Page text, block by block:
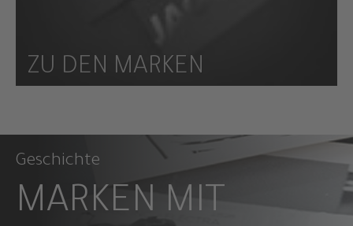
ZU DEN MARKEN
Geschichte
MARKEN MIT